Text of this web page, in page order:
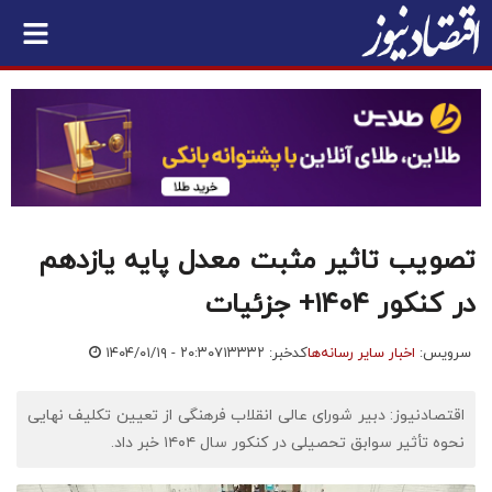
تصویب تاثیر مثبت معدل پایه یازدهم
در کنکور ۱۴۰۴+ جزئیات
سرویس: اخبار سایر رسانه‌هاکدخبر: ۷۱۳۳۳۲ ۱۴۰۴/۰۱/۱۹ - ۲۰:۳۰
اقتصادنیوز: دبیر شورای عالی انقلاب فرهنگی از تعیین تکلیف نهایی
نحوه تأثیر سوابق تحصیلی در کنکور سال ۱۴۰۴ خبر داد.